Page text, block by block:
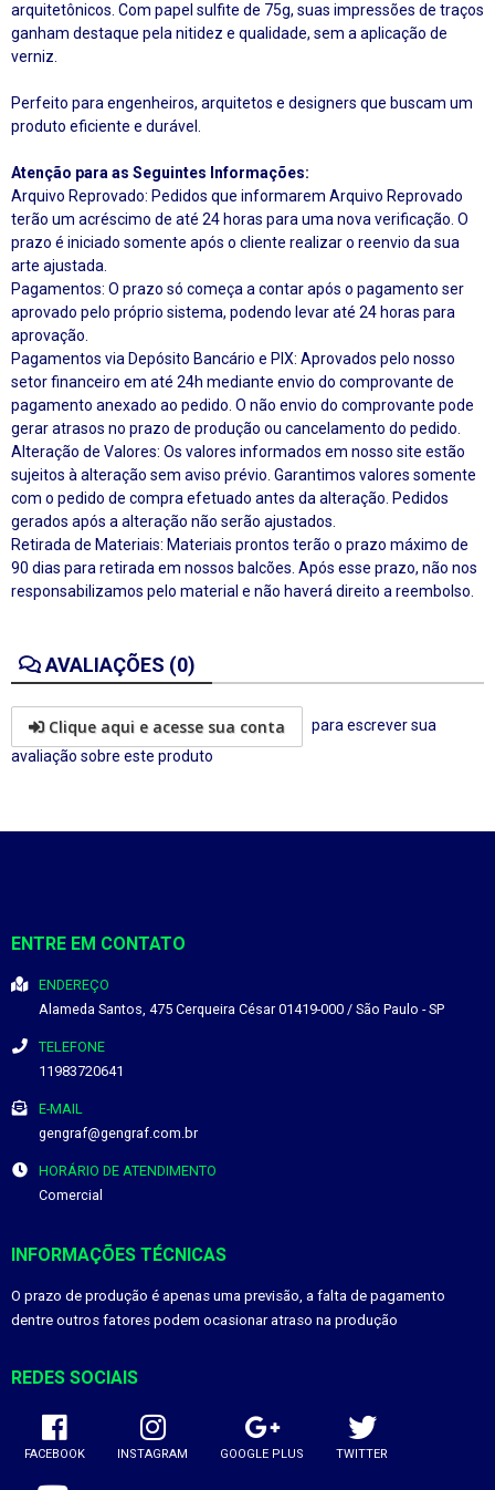
arquitetônicos. Com papel sulfite de 75g, suas impressões de traços
ganham destaque pela nitidez e qualidade, sem a aplicação de
verniz.
Perfeito para engenheiros, arquitetos e designers que buscam um
produto eficiente e durável.
Atenção para as Seguintes Informações:
Arquivo Reprovado: Pedidos que informarem Arquivo Reprovado
terão um acréscimo de até 24 horas para uma nova verificação. O
prazo é iniciado somente após o cliente realizar o reenvio da sua
arte ajustada.
Pagamentos: O prazo só começa a contar após o pagamento ser
aprovado pelo próprio sistema, podendo levar até 24 horas para
aprovação.
Pagamentos via Depósito Bancário e PIX: Aprovados pelo nosso
setor financeiro em até 24h mediante envio do comprovante de
pagamento anexado ao pedido. O não envio do comprovante pode
gerar atrasos no prazo de produção ou cancelamento do pedido.
Alteração de Valores: Os valores informados em nosso site estão
sujeitos à alteração sem aviso prévio. Garantimos valores somente
com o pedido de compra efetuado antes da alteração. Pedidos
gerados após a alteração não serão ajustados.
Retirada de Materiais: Materiais prontos terão o prazo máximo de
90 dias para retirada em nossos balcões. Após esse prazo, não nos
responsabilizamos pelo material e não haverá direito a reembolso.
AVALIAÇÕES (0)
Clique aqui e acesse sua conta
para escrever sua
avaliação sobre este produto
ENTRE EM CONTATO
ENDEREÇO
Alameda Santos, 475 Cerqueira César 01419-000 / São Paulo - SP
TELEFONE
11983720641
E-MAIL
gengraf@gengraf.com.br
HORÁRIO DE ATENDIMENTO
Comercial
INFORMAÇÕES TÉCNICAS
O prazo de produção é apenas uma previsão, a falta de pagamento
dentre outros fatores podem ocasionar atraso na produção
REDES SOCIAIS
FACEBOOK INSTAGRAM GOOGLE PLUS TWITTER